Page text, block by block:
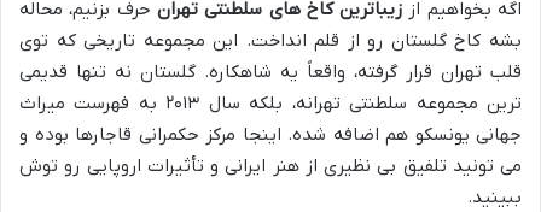
اگه بخواهیم از زیباترین کاخ های سلطنتی تهران حرف بزنیم، محاله
بشه کاخ گلستان رو از قلم انداخت. این مجموعه تاریخی که توی
قلب تهران قرار گرفته، واقعاً یه شاهکاره. گلستان نه تنها قدیمی
ترین مجموعه سلطنتی تهرانه، بلکه سال ۲۰۱۳ به فهرست میراث
جهانی یونسکو هم اضافه شده. اینجا مرکز حکمرانی قاجارها بوده و
می تونید تلفیق بی نظیری از هنر ایرانی و تأثیرات اروپایی رو توش
ببینید.